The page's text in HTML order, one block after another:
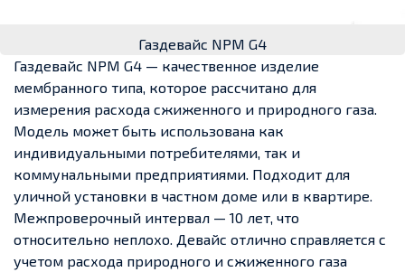
Газдевайс NPM G4
Газдевайс NPM G4 — качественное изделие
мембранного типа, которое рассчитано для
измерения расхода сжиженного и природного газа.
Модель может быть использована как
индивидуальными потребителями, так и
коммунальными предприятиями. Подходит для
уличной установки в частном доме или в квартире.
Межпроверочный интервал — 10 лет, что
относительно неплохо. Девайс отлично справляется с
учетом расхода природного и сжиженного газа